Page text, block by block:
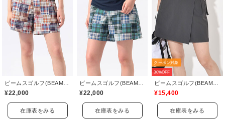
¥22,000
在庫表をみる
¥22,000
在庫表をみる
クーポン対象
30%OFF
¥15,400
在庫表をみる